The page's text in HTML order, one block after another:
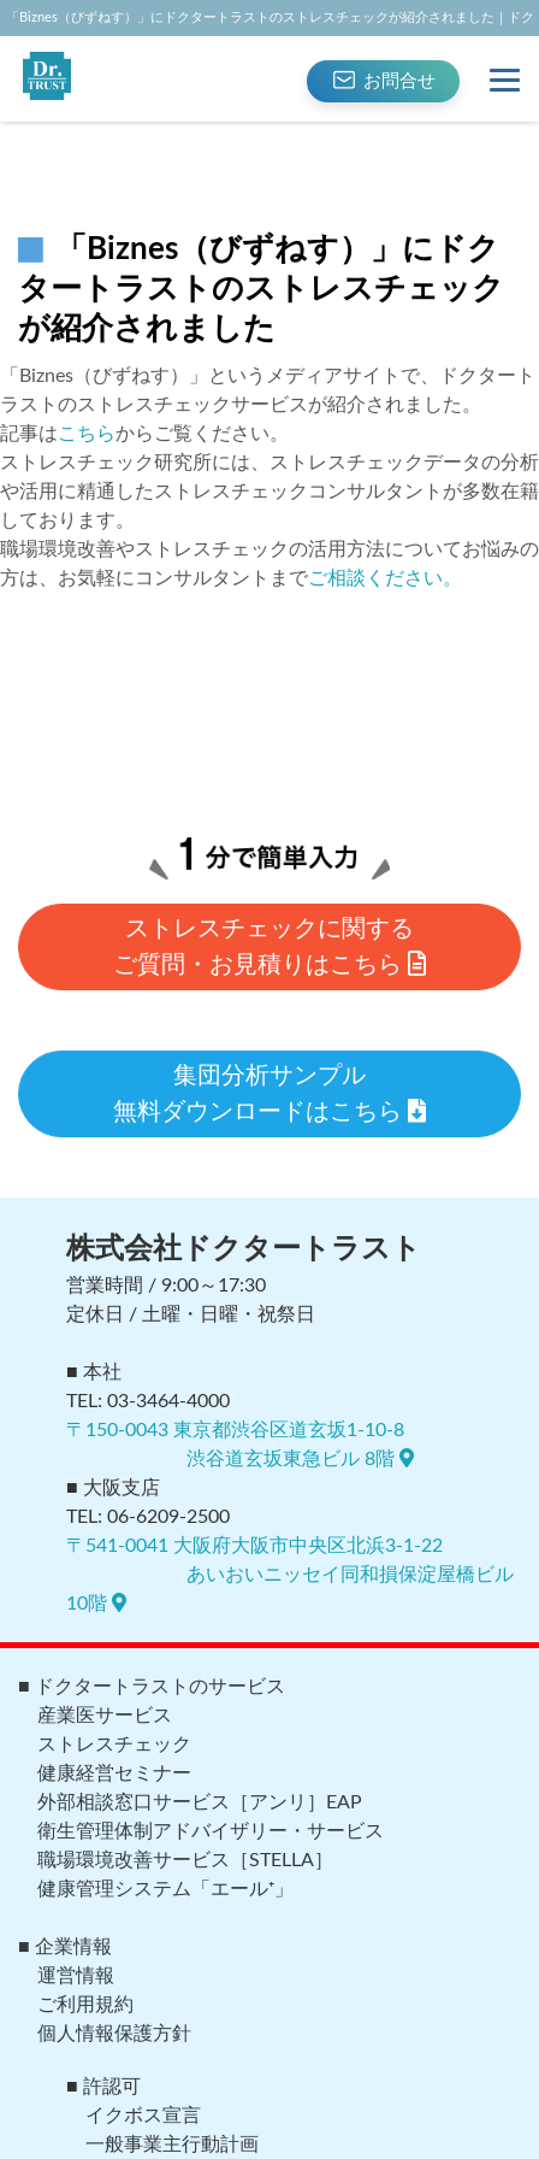
「Biznes（びずねす）」にドクタートラストのストレスチェックが紹介されました｜ドク
お問合せ
「Biznes（びずねす）」にドク
タートラストのストレスチェック
が紹介されました
「Biznes（びずねす）」というメディアサイトで、ドクタート
ラストのストレスチェックサービスが紹介されました。
記事はこちらからご覧ください。
ストレスチェック研究所には、ストレスチェックデータの分析
や活用に精通したストレスチェックコンサルタントが多数在籍
しております。
職場環境改善やストレスチェックの活用方法についてお悩みの
方は、お気軽にコンサルタントまでご相談ください。
ストレスチェックに関する
ご質問・お見積りはこちら
集団分析サンプル
無料ダウンロードはこちら
株式会社ドクタートラスト
営業時間 / 9:00～17:30
定休日 / 土曜・日曜・祝祭日
■ 本社
TEL: 03-3464-4000
〒150-0043 東京都渋谷区道玄坂1-10-8
渋谷道玄坂東急ビル 8階
■ 大阪支店
TEL: 06-6209-2500
〒541-0041 大阪府大阪市中央区北浜3-1-22
あいおいニッセイ同和損保淀屋橋ビル
10階
■ ドクタートラストのサービス
産業医サービス
ストレスチェック
健康経営セミナー
外部相談窓口サービス［アンリ］EAP
衛生管理体制アドバイザリー・サービス
職場環境改善サービス［STELLA］
健康管理システム「エール⁺」
■ 企業情報
運営情報
ご利用規約
個人情報保護方針
■ 許認可
イクボス宣言
一般事業主行動計画